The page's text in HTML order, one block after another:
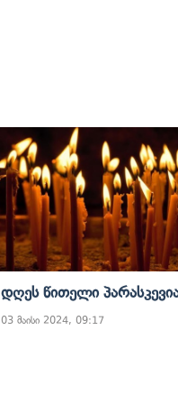
Დღეს Წითელი
03 მაისი 2024, 09:17